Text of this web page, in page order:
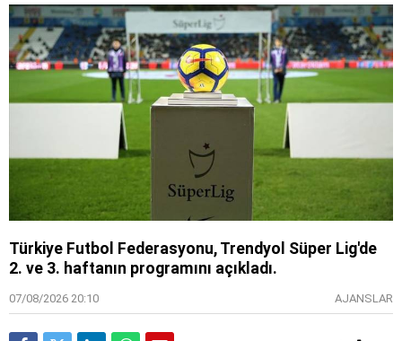
Türkiye Futbol Federasyonu, Trendyol Süper Lig'de
2. ve 3. haftanın programını açıkladı.
07/08/2026 20:10 AJANSLAR